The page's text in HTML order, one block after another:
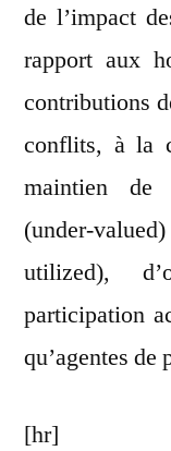
de l’impact
rapport aux
contributions
conflits, à la
maintien de
(under-
utilized),
participation
qu’agentes de
[hr]